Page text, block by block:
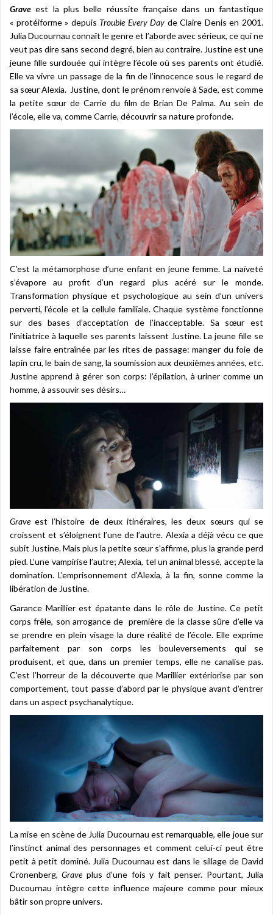
Graveest la plus belle réussite française dans un fantastique
« protéiforme » depuis Trouble Every Day de Claire Denis en 2001.
Julia Ducournau connaît le genre et l’aborde avec sérieux, ce qui ne
veut pas dire sans second degré, bien au contraire. Justine est une
jeune fille surdouée qui intègre l’école où ses parents ont étudié.
Elle va vivre un passage de la fin de l’innocence sous le regard de
sa sœur Alexia. Justine, dont le prénom renvoie à Sade, est comme
la petite sœur de Carrie du film de Brian De Palma. Au sein de
l’école, elle va, comme Carrie, découvrir sa nature profonde.
C’est la métamorphose d’une enfant en jeune femme. La naïveté
s’évapore au profit d’un regard plus acéré sur le monde.
Transformation physique et psychologique au sein d’un univers
perverti, l’école et la cellule familiale. Chaque système fonctionne
sur des bases d’acceptation de l’inacceptable. Sa sœur est
l’initiatrice à laquelle ses parents laissent Justine. La jeune fille se
laisse faire entraînée par les rites de passage: manger du foie de
lapin cru, le bain de sang, la soumission aux deuxièmes années, etc.
Justine apprend à gérer son corps: l’épilation, à uriner comme un
homme, à assouvir ses désirs…
Graveest l’histoire de deux itinéraires, les deux sœurs qui se
croissent et s’éloignent l’une de l’autre. Alexia a déjà vécu ce que
subit Justine. Mais plus la petite sœur s’affirme, plus la grande perd
pied. L’une vampirise l’autre; Alexia, tel un animal blessé, accepte la
domination. L’emprisonnement d’Alexia, à la fin, sonne comme la
libération de Justine.
Garance Marillier est épatante dans le rôle de Justine. Ce petit
corps frêle, son arrogance de première de la classe sûre d’elle va
se prendre en plein visage la dure réalité de l’école. Elle exprime
parfaitement par son corps les bouleversements qui se
produisent, et que, dans un premier temps, elle ne canalise pas.
C’est l’horreur de la découverte que Marillier extériorise par son
comportement, tout passe d’abord par le physique avant d’entrer
dans un aspect psychanalytique.
La mise en scène de Julia Ducournau est remarquable, elle joue sur
l’instinct animal des personnages et comment celui-ci peut être
petit à petit dominé. Julia Ducournau est dans le sillage de David
Cronenberg,Graveplus d’une fois y fait penser. Pourtant, Julia
Ducournau intègre cette influence majeure comme pour mieux
bâtir son propre univers.